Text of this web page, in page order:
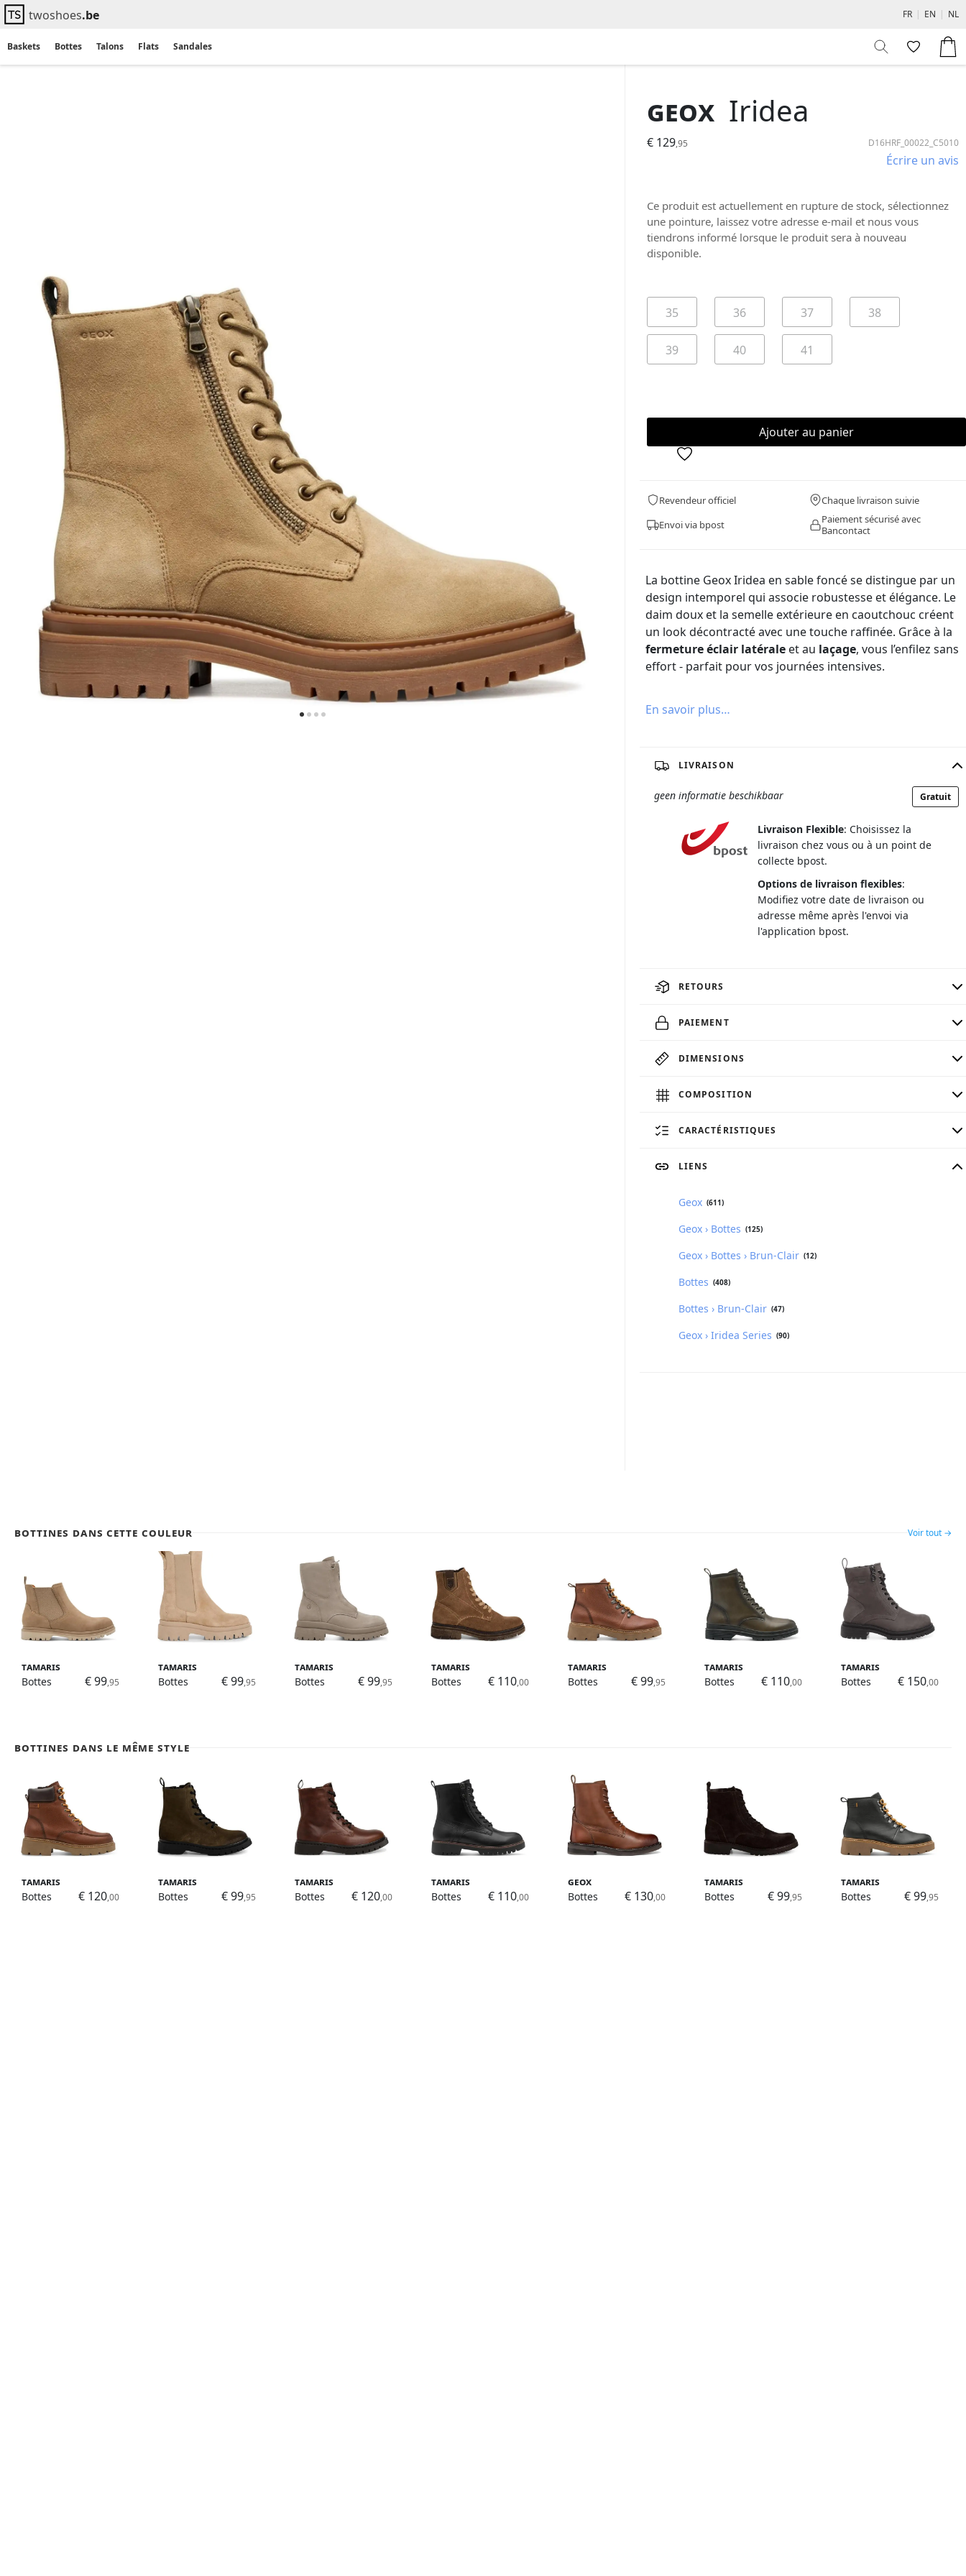
twoshoes.be FR | EN | NL
Baskets Bottes Talons Flats Sandales
Geox Iridea
€ 129,95 D16HRF_00022_C5010
Écrire un avis
Ce produit est actuellement en rupture de stock, sélectionnez
une pointure, laissez votre adresse e-mail et nous vous
tiendrons informé lorsque le produit sera à nouveau
disponible.
35 36 37 38
39 40 41
Revendeur officiel
Chaque livraison suivie
Envoi via bpost
Paiement sécurisé avec
Bancontact
La bottine Geox Iridea en sable foncé se distingue par un
design intemporel qui associe robustesse et élégance. Le
daim doux et la semelle extérieure en caoutchouc créent
un look décontracté avec une touche raffinée. Grâce à la
fermeture éclair latérale et au laçage, vous l’enfilez sans
effort - parfait pour vos journées intensives.
En savoir plus…
LIVRAISON
geen informatie beschikbaar Gratuit
Livraison Flexible: Choisissez la
livraison chez vous ou à un point de
collecte bpost.
Options de livraison flexibles:
Modifiez votre date de livraison ou
adresse même après l'envoi via
l'application bpost.
RETOURS
PAIEMENT
DIMENSIONS
COMPOSITION
CARACTÉRISTIQUES
LIENS
Geox (611)
Geox › Bottes (125)
Geox › Bottes › Brun-Clair (12)
Bottes (408)
Bottes › Brun-Clair (47)
Geox › Iridea Series (90)
Bottines dans cette couleur Voir tout →
Tamaris
Bottes
€ 99,95
Tamaris
Bottes
€ 99,95
Tamaris
Bottes
€ 99,95
Tamaris
Bottes
€ 110,00
Tamaris
Bottes
€ 99,95
Tamaris
Bottes
€ 110,00
Tamaris
Bottes
€ 150,00
Bottines dans le même style
Tamaris
Bottes
€ 120,00
Tamaris
Bottes
€ 99,95
Tamaris
Bottes
€ 120,00
Tamaris
Bottes
€ 110,00
Geox
Bottes
€ 130,00
Tamaris
Bottes
€ 99,95
Tamaris
Bottes
€ 99,95